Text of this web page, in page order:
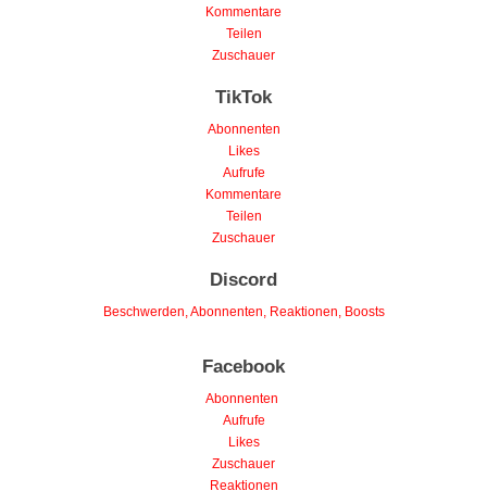
Kommentare
Teilen
Zuschauer
TikTok
Abonnenten
Likes
Aufrufe
Kommentare
Teilen
Zuschauer
Discord
Beschwerden, Abonnenten, Reaktionen, Boosts
Facebook
Abonnenten
Aufrufe
Likes
Zuschauer
Reaktionen